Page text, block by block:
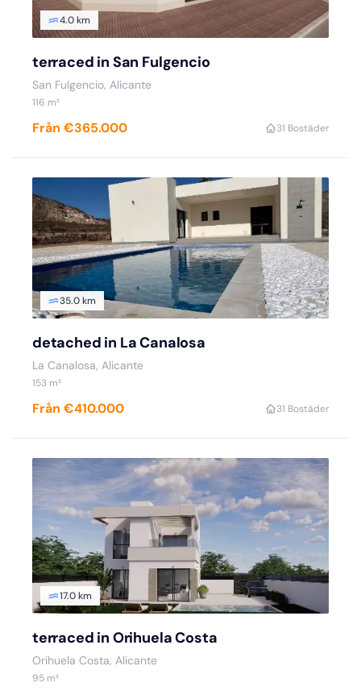
4.0 km
terraced in San Fulgencio
San Fulgencio, Alicante
116 m²
Från €365.000 31 Bostäder
35.0 km
detached in La Canalosa
La Canalosa, Alicante
153 m²
Från €410.000 31 Bostäder
17.0 km
terraced in Orihuela Costa
Orihuela Costa, Alicante
95 m²